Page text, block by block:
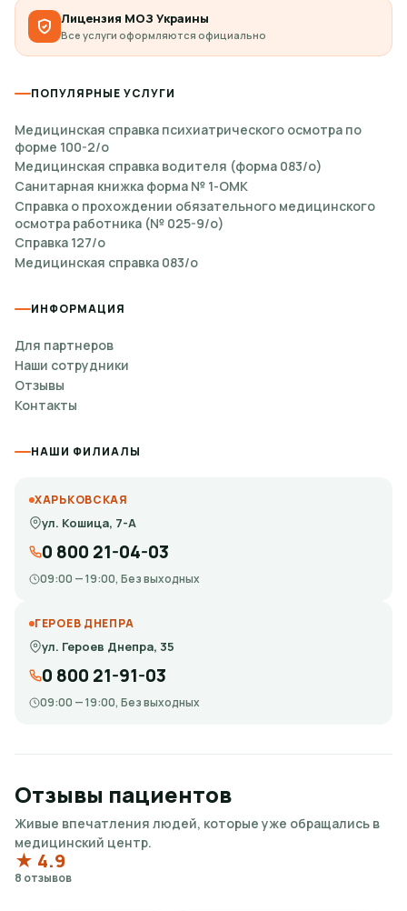
Лицензия МОЗ Украины
Все услуги оформляются официально
ПОПУЛЯРНЫЕ УСЛУГИ
Медицинская справка психиатрического осмотра по
форме 100-2/о
Медицинская справка водителя (форма 083/о)
Санитарная книжка форма № 1-ОМК
Справка о прохождении обязательного медицинского
осмотра работника (№ 025-9/о)
Справка 127/о
Медицинская справка 083/о
ИНФОРМАЦИЯ
Для партнеров
Наши сотрудники
Отзывы
Контакты
НАШИ ФИЛИАЛЫ
ХАРЬКОВСКАЯ
ул. Кошица, 7-А
0 800 21-04-03
09:00 — 19:00, Без выходных
ГЕРОЕВ ДНЕПРА
ул. Героев Днепра, 35
0 800 21-91-03
09:00 — 19:00, Без выходных
Отзывы пациентов
Живые впечатления людей, которые уже обращались в
медицинский центр.
★ 4.9
8 отзывов